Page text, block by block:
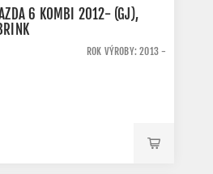
6 KOMBI 2012- (GJ),
ROK VÝROBY: 2013 -